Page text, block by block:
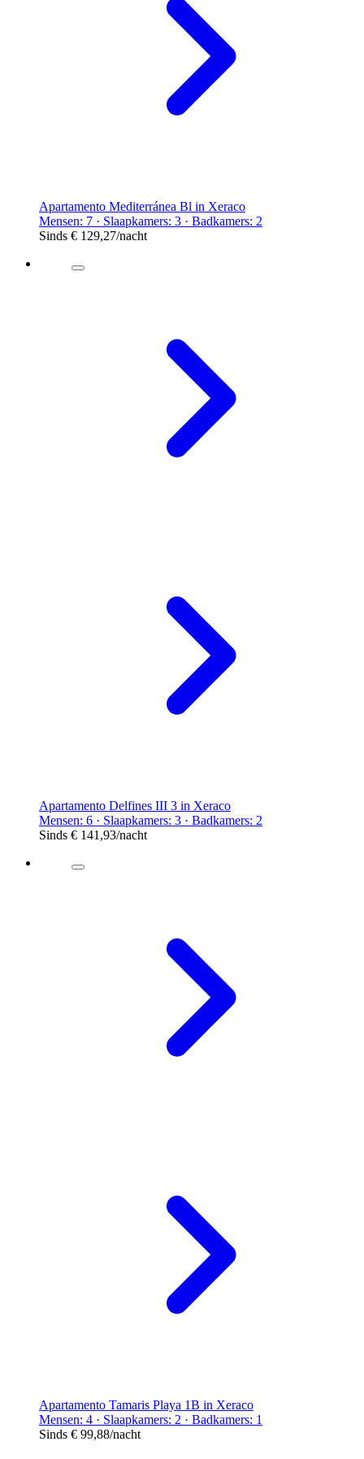
Apartamento Mediterránea Bl in Xeraco
Mensen: 7 · Slaapkamers: 3 · Badkamers: 2
Sinds € 129,27/nacht
Apartamento Delfines III 3 in Xeraco
Mensen: 6 · Slaapkamers: 3 · Badkamers: 2
Sinds € 141,93/nacht
Apartamento Tamaris Playa 1B in Xeraco
Mensen: 4 · Slaapkamers: 2 · Badkamers: 1
Sinds € 99,88/nacht